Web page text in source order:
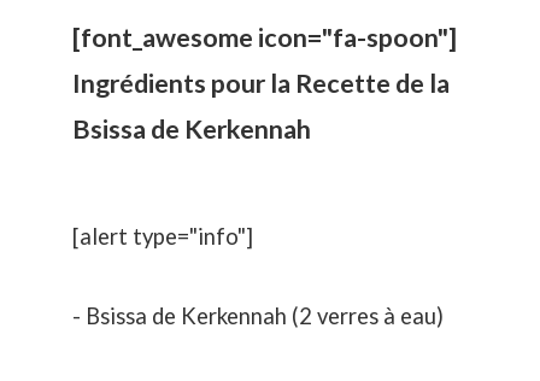
[font_awesome icon="fa-spoon"]
Ingrédients pour la Recette de la
Bsissa de Kerkennah
[alert type="info"]
- Bsissa de Kerkennah (2 verres à eau)